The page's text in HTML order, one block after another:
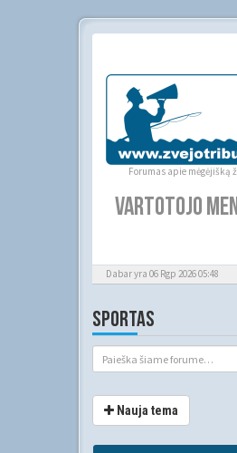
Forumas apie mėgėjišką
VARTOTOJO
Dabar yra 06 Rgp 2026 05:48
SPORTAS
Nauja tema